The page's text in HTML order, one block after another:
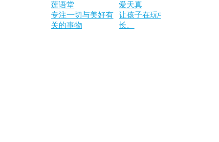
莲语堂
专注一切与美好有
关的事物
爱天真
让孩子在玩中成
长。